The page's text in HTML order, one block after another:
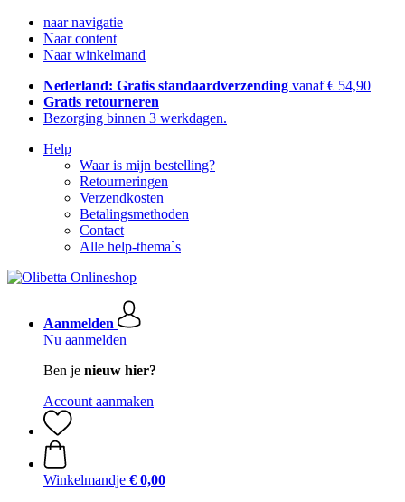
naar navigatie
Naar content
Naar winkelmand
Nederland: Gratis standaardverzending vanaf € 54,90
Gratis retourneren
Bezorging binnen 3 werkdagen.
Help
Waar is mijn bestelling?
Retourneringen
Verzendkosten
Betalingsmethoden
Contact
Alle help-thema`s
Aanmelden
Nu aanmelden
Ben je nieuw hier?
Account aanmaken
Winkelmandje € 0,00